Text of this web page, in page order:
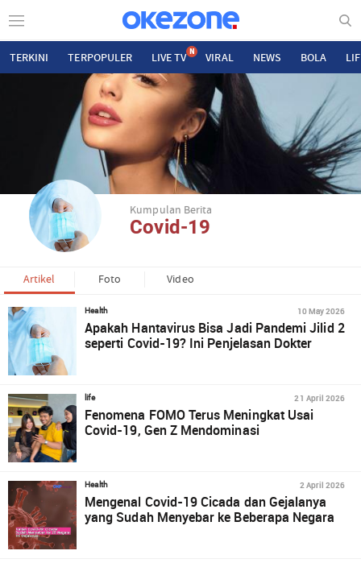
TERKINI TERPOPULER LIVE TV N VIRAL NEWS BOLA
Kumpulan Berita
Covid-19
Artikel Foto Video
Health 10 May 2026
Apakah Hantavirus Bisa Jadi Pandemi Jilid 2
seperti Covid-19? Ini Penjelasan Dokter
life 21 April 2026
Fenomena FOMO Terus Meningkat Usai
Covid-19, Gen Z Mendominasi
Health 2 April 2026
Mengenal Covid-19 Cicada dan Gejalanya
yang Sudah Menyebar ke Beberapa Negara